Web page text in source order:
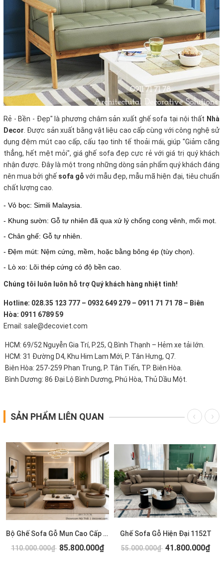
Rẻ - Bền - Đẹp" là phương châm sản xuất ghế sofa tại nội thất Nhà
Decor. Được sản xuất bằng vật liệu cao cấp cùng với công nghệ sử
dụng đệm mút cao cấp, cấu tạo tinh tế thoải mái, giúp "Giảm căng
thẳng, hết mệt mỏi", giá ghế sofa đẹp cực rẻ với giá trị quý khách
nhận được. Đây là một trong những dòng sản phẩm quý khách đáng
nên mua bởi ghế sofa gỗ với mẫu đẹp, mẫu mã hiện đại, tiêu chuẩn
chất lượng cao.
- Vỏ bọc: Simili Malaysia.
- Khung sườn: Gỗ tự nhiên đã qua xử lý chống cong vênh, mối mọt.
- Chân ghế: Gỗ tự nhiên.
- Đệm mút: Nệm cứng, mềm, hoặc bằng bông ép (tùy chọn).
- Lò xo: Lõi thép cứng có độ bền cao.
Chúng tôi luôn luôn hỗ trợ Quý khách hàng nhiệt tình!
Hotline: 028.35 123 777 – 0932 649 279 – 0911 71 71 78 – Biên
Hòa: 0911 6789 59
Email: sale@decoviet.com
HCM: 69/52 Nguyễn Gia Trí, P.25, Q.Bình Thạnh – Hẻm xe tải lớn.
HCM: 31 Đường D4, Khu Him Lam Mới, P. Tân Hưng, Q7.
Biên Hòa: 257-259 Phan Trung, P. Tân Tiến, TP. Biên Hòa.
Bình Dương: 86 Đại Lộ Bình Dương, Phú Hòa, Thủ Dầu Một.
SẢN PHẨM LIÊN QUAN
Bộ Ghế Sofa Gỗ Mun Cao Cấp 1154T
110.000.000₫ 85.800.000₫
Ghế Sofa Gỗ Hiện Đại 1152T
55.000.000₫ 41.800.000₫